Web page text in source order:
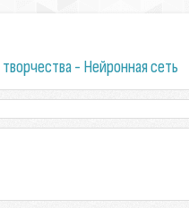
- Нейронная сеть